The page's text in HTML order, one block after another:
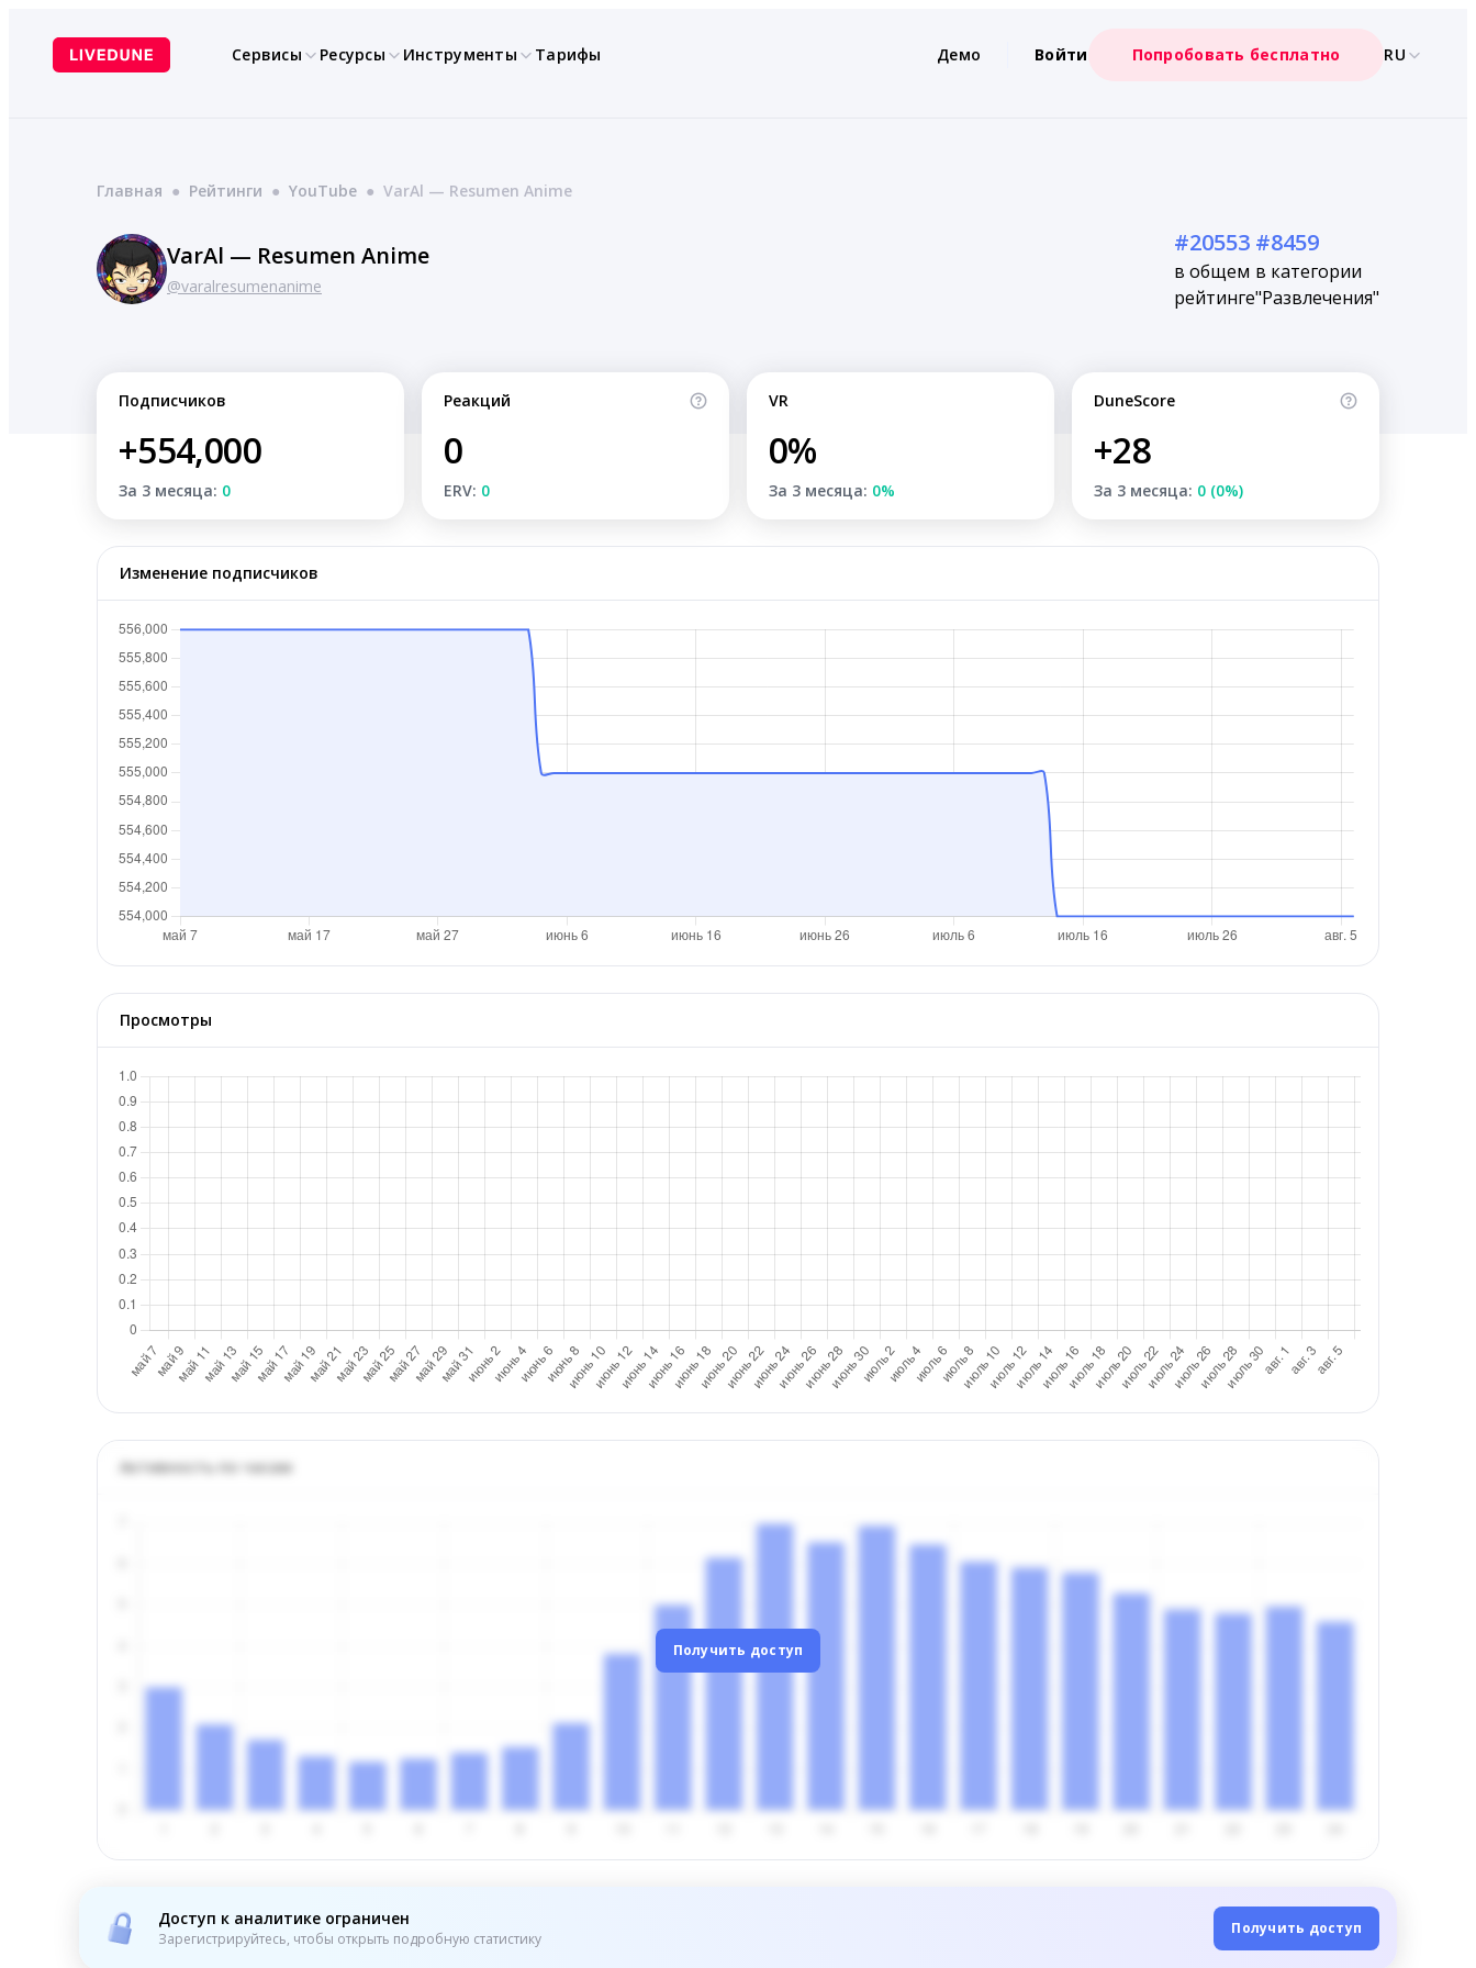
содержимому
Сервисы Ресурсы Инструменты Тарифы Демо Войти Попробовать бесплатно RU
Главная ● Рейтинги ● YouTube ● VarAl — Resumen Anime
VarAl — Resumen Anime
@varalresumenanime
#20553
в общем
рейтинге
#8459
в категории
"Развлечения"
Подписчиков
+554,000
За 3 месяца: 0
Реакций
0
ERV: 0
VR
0%
За 3 месяца: 0%
DuneScore
+28
За 3 месяца: 0 (0%)
Изменение подписчиков
Просмотры
Активность по часам
Получить доступ
Доступ к аналитике ограничен
Зарегистрируйтесь, чтобы открыть подробную статистику
Получить доступ